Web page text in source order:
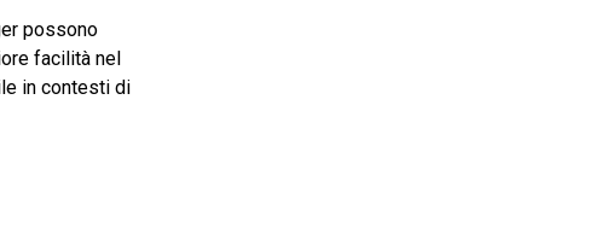
possono
facilità nel
in contesti di